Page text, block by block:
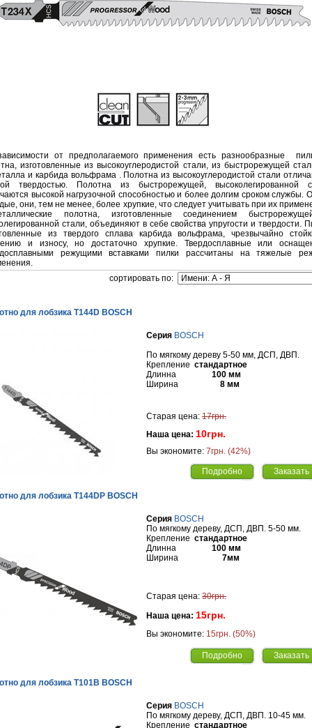
от предполагаемого применения есть разнообразные
изготовленные из высокоуглеродистой стали, из быстрорежущей
и карбида вольфрама . Полотна из высокоуглеродистой стали
твердостью. Полотна из быстрорежущей, высоколегированной
высокой нагрузочной способностью и более долгим сроком службы.
они, тем не менее, более хрупкие, что следует учитывать при их
полотна, изготовленные соединением
стали, объединяют в себе свойства упругости и твердости.
из твердого сплава карбида вольфрама, чрезвычайно
и износу, но достаточно хрупкие. Твердосплавные или
режущими вставками пилки рассчитаны на тяжелые
cортировать по:
для лобзика Т144D BOSCH
Серия BOSCH
По мягкому дереву 5-50 мм, ДСП, ДВП.
Крепление стандартное
Длинна 100 мм
Ширина 8 мм
Старая цена: 17грн.
Наша цена: 10грн.
Вы экономите: 7грн. (42%)
Подробно Заказать
для лобзика Т144DP BOSCH
Серия BOSCH
По мягкому дереву, ДСП, ДВП. 5-50 мм.
Крепление стандартное
Длинна 100 мм
Ширина 7мм
Старая цена: 30грн.
Наша цена: 15грн.
Вы экономите: 15грн. (50%)
Подробно Заказать
для лобзика Т101B BOSCH
Серия BOSCH
По мягкому дереву, ДСП, ДВП. 10-45 мм.
Крепление стандартное